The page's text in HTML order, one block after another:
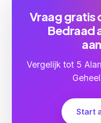
Vraag gratis
Bedraad
Vergelijk tot 5
Start